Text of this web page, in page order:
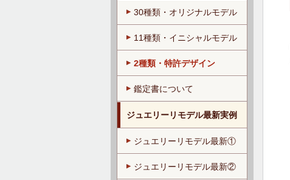
30種類・オリジナルモデル
11種類・イニシャルモデル
2種類・特許デザイン
鑑定書について
ジュエリーリモデル最新実例
ジュエリーリモデル最新①
ジュエリーリモデル最新②